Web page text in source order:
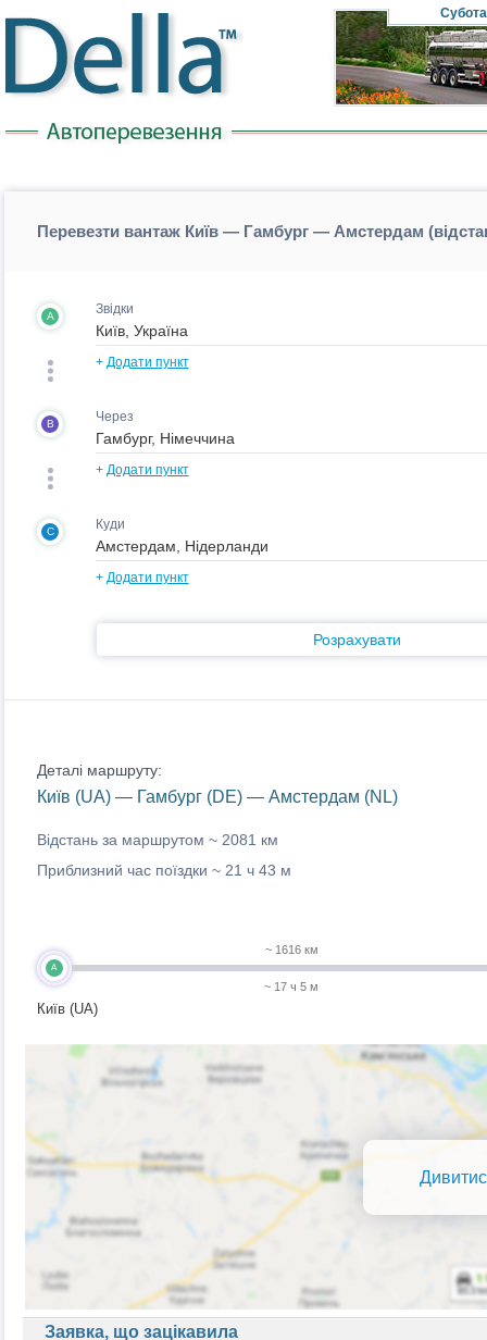
Субота
Перевезти вантаж Київ — Гамбург — Амстердам
A Звідки
+ Додати пункт
B Через
+ Додати пункт
C Куди
+ Додати пункт
Розрахувати
Деталі маршруту:
Київ (UA) — Гамбург (DE) — Амстердам (NL)
Відстань за маршрутом ~ 2081 км
Приблизний час поїздки ~ 21 ч 43 м
A
Київ (UA)
~ 1616 км
~ 17 ч 5 м
Заявка, що зацікавила